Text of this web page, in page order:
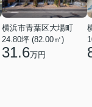
横浜市青葉区大場町
24.80坪 (82.00㎡)
31.6万円